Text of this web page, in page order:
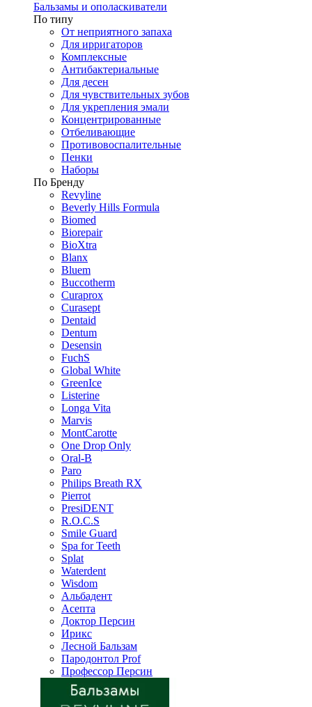
Бальзамы и ополаскиватели
По типу
От неприятного запаха
Для ирригаторов
Комплексные
Антибактериальные
Для десен
Для чувствительных зубов
Для укрепления эмали
Концентрированные
Отбеливающие
Противовоспалительные
Пенки
Наборы
По Бренду
Revyline
Beverly Hills Formula
Biomed
Biorepair
BioXtra
Blanx
Bluem
Buccotherm
Curaprox
Curasept
Dentaid
Dentum
Desensin
FuchS
Global White
GreenIce
Listerine
Longa Vita
Marvis
MontCarotte
One Drop Only
Oral-B
Paro
Philips Breath RX
Pierrot
PresiDENT
R.O.C.S
Smile Guard
Spa for Teeth
Splat
Waterdent
Wisdom
Альбадент
Асепта
Доктор Персин
Ирикс
Лесной Бальзам
Пародонтол Prof
Профессор Персин